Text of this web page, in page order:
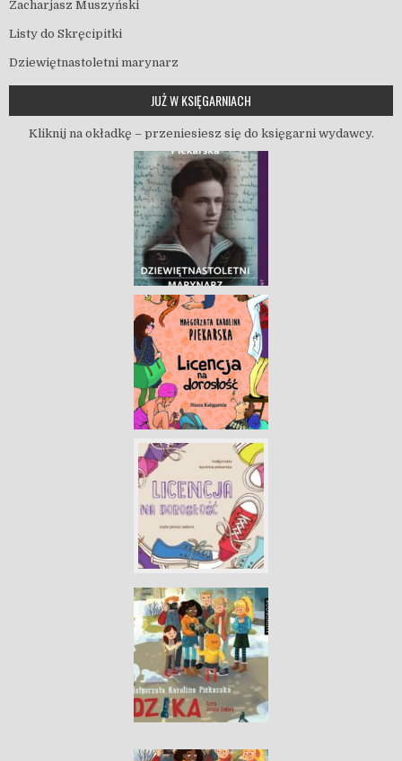
Zacharjasz Muszyński
Listy do Skręcipitki
Dziewiętnastoletni marynarz
JUŻ W KSIĘGARNIACH
Kliknij na okładkę – przeniesiesz się do księgarni wydawcy.